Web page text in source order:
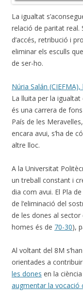
La igualtat
relació de paritat real.
d’accés, retribució i
eliminar els esculls
de ser-ho.
Núria Salán
La lluita per la
és una carrera de
País de les
encara avui, s’ha de
altre lloc.
A la Universitat
un treball constant i
dia com avui. El Pla
de l’eliminació del
de les dones al
homes és de 70-30),
Al voltant del 8M
orientades a
les dones en la
augmentar la vocació